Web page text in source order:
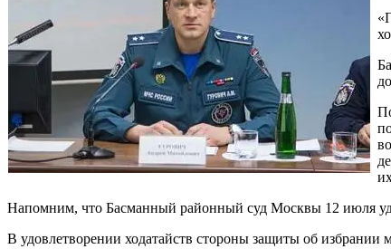
Напомним, что Басманный районный суд Москвы 12 июля
В удовлетворении ходатайств стороны защиты об